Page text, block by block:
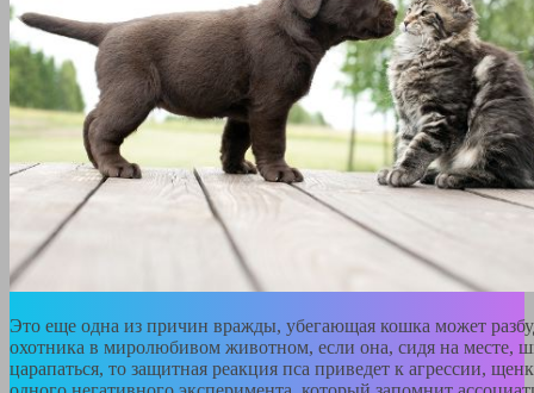
Это еще одна из причин вражды, убегающая кошка может
охотника в миролюбивом животном, если она, сидя на месте,
царапаться, то защитная реакция пса приведет к агрессии,